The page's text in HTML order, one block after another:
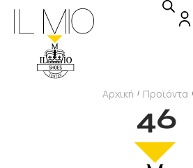
46
Αρχική / Προϊόντα /